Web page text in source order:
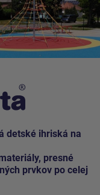
detské ihriská na
presné
prvkov po celej